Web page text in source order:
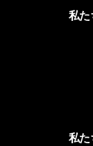
私た
私た